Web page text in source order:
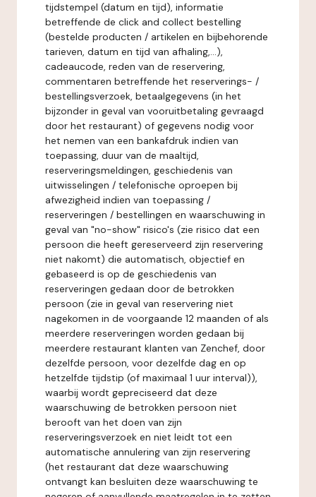
tijdstempel (datum en tijd), informatie
betreffende de click and collect bestelling
(bestelde producten / artikelen en bijbehorende
tarieven, datum en tijd van afhaling,...),
cadeaucode, reden van de reservering,
commentaren betreffende het reserverings- /
bestellingsverzoek, betaalgegevens (in het
bijzonder in geval van vooruitbetaling gevraagd
door het restaurant) of gegevens nodig voor
het nemen van een bankafdruk indien van
toepassing, duur van de maaltijd,
reserveringsmeldingen, geschiedenis van
uitwisselingen / telefonische oproepen bij
afwezigheid indien van toepassing /
reserveringen / bestellingen en waarschuwing in
geval van "no-show" risico's (zie risico dat een
persoon die heeft gereserveerd zijn reservering
niet nakomt) die automatisch, objectief en
gebaseerd is op de geschiedenis van
reserveringen gedaan door de betrokken
persoon (zie in geval van reservering niet
nagekomen in de voorgaande 12 maanden of als
meerdere reserveringen worden gedaan bij
meerdere restaurant klanten van Zenchef, door
dezelfde persoon, voor dezelfde dag en op
hetzelfde tijdstip (of maximaal 1 uur interval)),
waarbij wordt gepreciseerd dat deze
waarschuwing de betrokken persoon niet
berooft van het doen van zijn
reserveringsverzoek en niet leidt tot een
automatische annulering van zijn reservering
(het restaurant dat deze waarschuwing
ontvangt kan besluiten deze waarschuwing te